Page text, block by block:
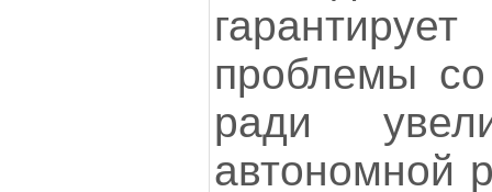
проблемы
ради
автономной